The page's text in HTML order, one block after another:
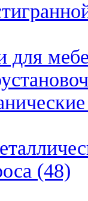
для
(48)